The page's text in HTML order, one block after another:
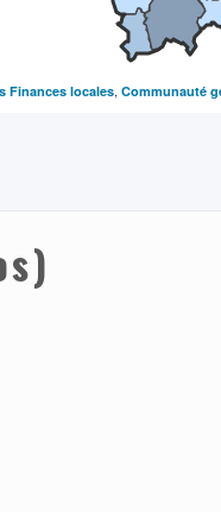
Finances locales,Communauté